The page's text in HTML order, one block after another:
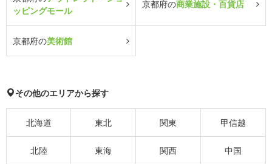
ッピングモール
京都府の商業施設・百貨店
京都府の美術館
その他のエリアから探す
北海道 東北 関東 甲信越
北陸 東海 関西 中国